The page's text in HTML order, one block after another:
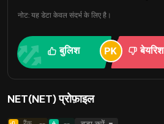
नोट: यह डेटा केवल संदर्भ के लिए है।
बुलिश बेयरिश
NET(NET) प्रोफ़ाइल